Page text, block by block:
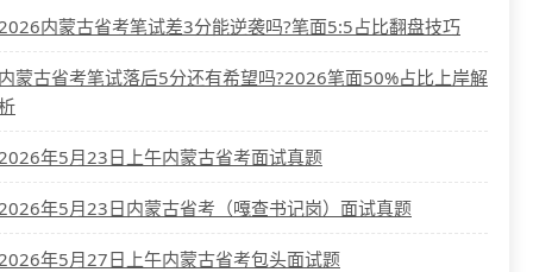
内蒙古省考笔试差3分能逆袭吗?笔面5:5占比翻盘技巧
蒙古省考笔试落后5分还有希望吗?2026笔面50%占比上岸解
年5月23日上午内蒙古省考面试真题
年5月23日内蒙古省考（嘎查书记岗）面试真题
年5月27日上午内蒙古省考包头面试题